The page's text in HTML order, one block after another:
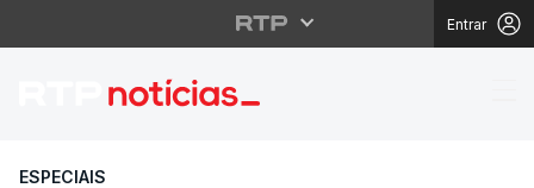
Entrar
Presidente exprime
ESPECIAIS